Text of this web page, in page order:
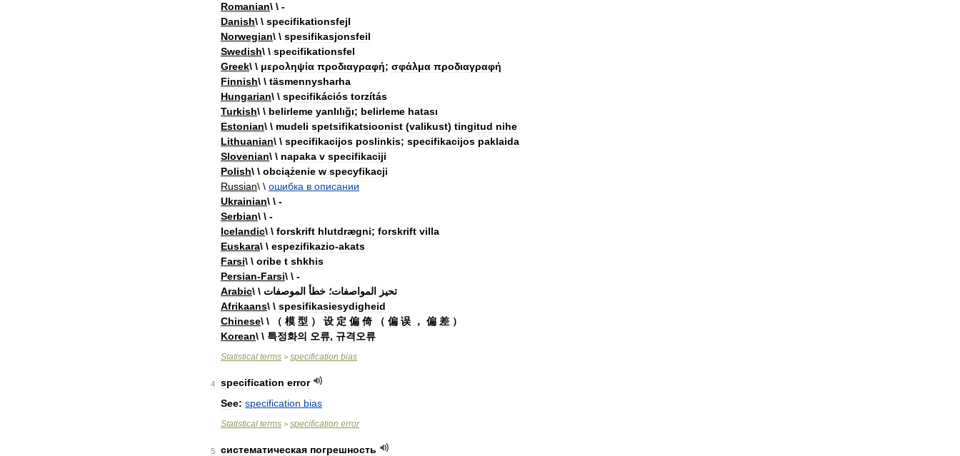
Romanian\ \ -
Danish\ \ specifikationsfejl
Norwegian\ \ spesifikasjonsfeil
Swedish\ \ specifikationsfel
Greek\ \ μεροληψία προδιαγραφή; σφάλμα προδιαγραφή
Finnish\ \ täsmennysharha
Hungarian\ \ specifikációs torzítás
Turkish\ \ belirleme yanlılığı; belirleme hatası
Estonian\ \ mudeli spetsifikatsioonist (valikust) tingitud nihe
Lithuanian\ \ specifikacijos poslinkis; specifikacijos paklaida
Slovenian\ \ napaka v specifikaciji
Polish\ \ obciążenie w specyfikacji
Russian\ \ ошибка в описании
Ukrainian\ \ -
Serbian\ \ -
Icelandic\ \ forskrift hlutdrægni; forskrift villa
Euskara\ \ espezifikazio-akats
Farsi\ \ oribe t shkhis
Persian-Farsi\ \ -
Arabic\ \ تحيز المواصفات؛ خطأ الموصفات
Afrikaans\ \ spesifikasiesydigheid
Chinese\ \ （ 模 型 ） 设 定 偏 倚 （ 偏 误 ， 偏 差 ）
Korean\ \ 특정화의 오류, 규격오류
Statistical terms > specification bias
4 specification error
See: specification bias
Statistical terms > specification error
5 систематическая погрешность